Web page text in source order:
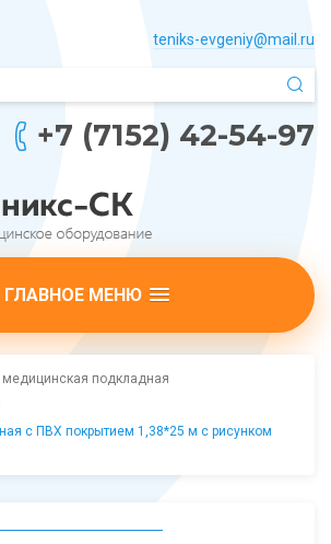
teniks-evgeniy@mail.­ru
+7 (7152) 42-54-97
ГЛАВНОЕ МЕНЮ
медицинская подкладная
с ПВХ покрытием 1,38*25 м с рисунком